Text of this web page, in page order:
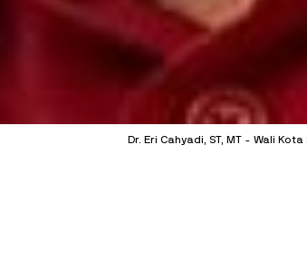
Dr. Eri Cahyadi, ST, MT - Wali